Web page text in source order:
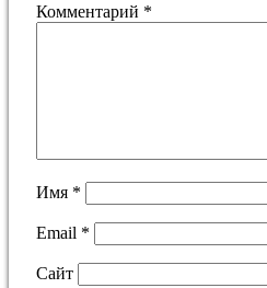
Комментарий *
Имя *
Email *
Сайт